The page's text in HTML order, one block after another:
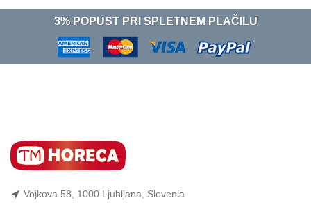
3% POPUST PRI SPLETNEM PLAČILU
Vojkova 58, 1000 Ljubljana, Slovenia